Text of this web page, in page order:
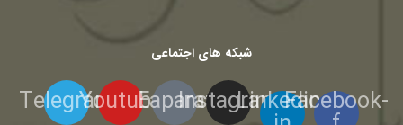
شبکه های اجتماعی
Facebook-
Linkedin-
Instagram
Eaparat
Youtube
Telegram